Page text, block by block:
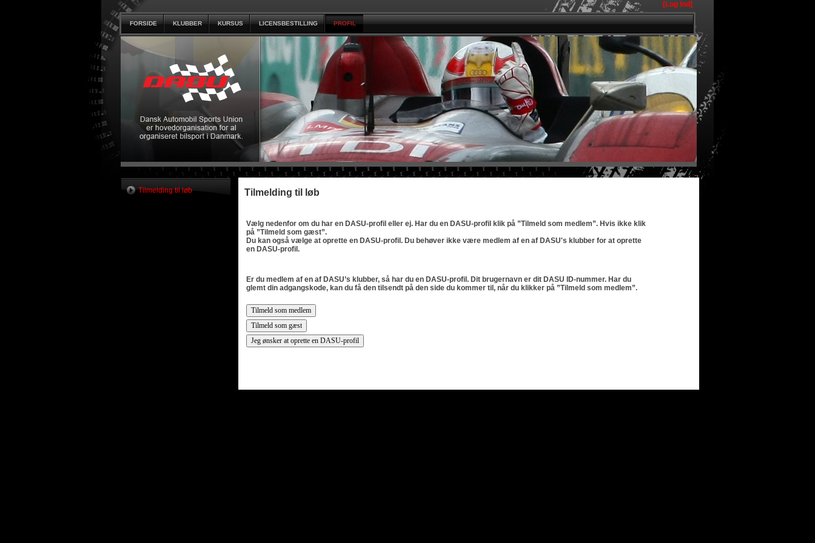
[Log Ind]
FORSIDE KLUBBER KURSUS LICENSBESTILLING PROFIL
Tilmelding til løb Tilmelding til løb
Vælg nedenfor om du har en DASU-profil eller ej. Har du en DASU-profil klik på ”Tilmeld som medlem”. Hvis ikke klik
på ”Tilmeld som gæst”.
Du kan også vælge at oprette en DASU-profil. Du behøver ikke være medlem af en af DASU's klubber for at oprette
en DASU-profil.
Er du medlem af en af DASU’s klubber, så har du en DASU-profil. Dit brugernavn er dit DASU ID-nummer. Har du
glemt din adgangskode, kan du få den tilsendt på den side du kommer til, når du klikker på ”Tilmeld som medlem”.